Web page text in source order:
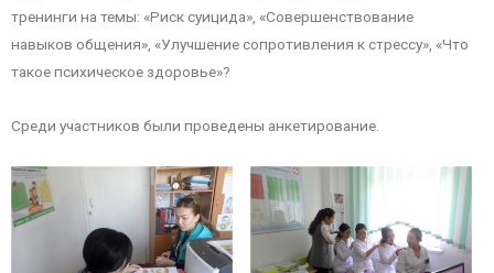
тренинги на темы: «Риск суицида», «Совершенствование
навыков общения», «Улучшение сопротивления к стрессу», «Что
такое психическое здоровье»?
Среди участников были проведены анкетирование.